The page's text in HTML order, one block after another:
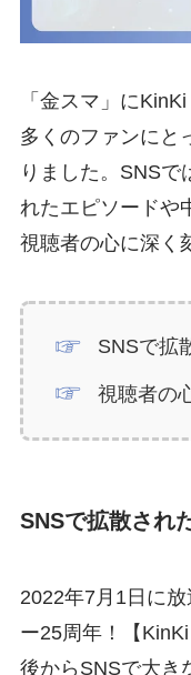
「金スマ」に
多くのファンにと
りました。SNSで
れたエピソードや
視聴者の心に深く
SNSで拡
視聴者の
SNSで拡散され
2022年7月1日に
ー25周年！【
後からSNSで大き